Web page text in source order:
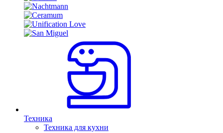
Техника
Техника для кухни